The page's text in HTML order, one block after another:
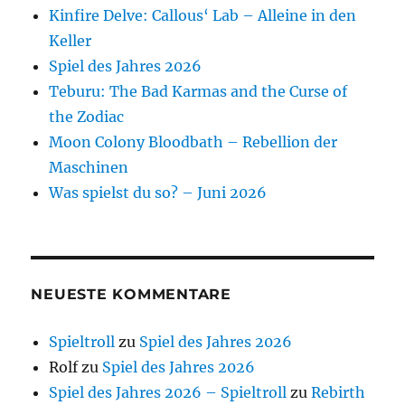
Kinfire Delve: Callous‘ Lab – Alleine in den
Keller
Spiel des Jahres 2026
Teburu: The Bad Karmas and the Curse of
the Zodiac
Moon Colony Bloodbath – Rebellion der
Maschinen
Was spielst du so? – Juni 2026
NEUESTE KOMMENTARE
Spieltroll zu Spiel des Jahres 2026
Rolfzu Spiel des Jahres 2026
Spiel des Jahres 2026 – Spieltroll zuRebirth